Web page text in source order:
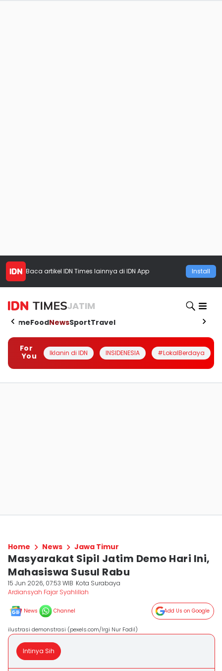
Baca artikel IDN Times lainnya di IDN App Install
JATIM
HomeFoodNewsSportTravel
For
You
Iklanin di IDN INSIDENESIA #LokalBerdaya
Home News Jawa Timur
Masyarakat Sipil Jatim Demo Hari Ini,
Mahasiswa Susul Rabu
15 Jun 2026, 07:53 WIB Kota Surabaya
Ardiansyah Fajar Syahlillah
News Channel Add Us on Google
ilustrasi demonstrasi (pexels.com/Irgi Nur Fadil)
Intinya Sih